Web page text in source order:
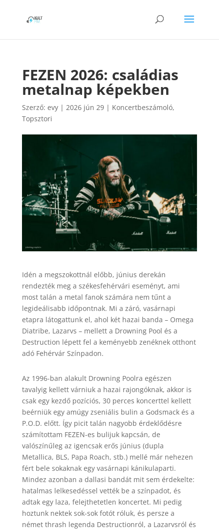
FEZEN 2026: családias
metalnap képekben
Szerző: evy| 2026 jún 29| Koncertbeszámoló,
Topsztori
Idén a megszokottnál előbb, június derekán
rendezték meg a székesfehérvári eseményt, ami
most talán a metal fanok számára nem tűnt a
legideálisabb időpontnak. Mi a záró, vasárnapi
etapra látogattunk el, ahol két hazai banda – Omega
Diatribe, Lazarvs – mellett a Drowning Pool és a
Destruction lépett fel a keményebb zenéknek otthont
adó Fehérvár Színpadon.
Az 1996-ban alakult Drowning Poolra egészen
tavalyig kellett várniuk a hazai rajongóknak, akkor is
csak egy kezdő pozíciós, 30 perces koncerttel kellett
beérniük egy amúgy zseniális bulin a Godsmack és a
P.O.D. előtt. Így picit talán nagyobb érdeklődésre
számítottam FEZEN-es bulijuk kapcsán, de
valószínűleg az igencsak erős június (dupla
Metallica, BLS, Papa Roach, stb.) mellé már nehezen
fért bele sokaknak egy vasárnapi kánikulaparti.
Mindez azonban a dallasi bandát mit sem érdekelte:
hatalmas lelkesedéssel vették be a színpadot, és
adtak egy laza, felejthetetlen koncertet. Mi pedig
hoztunk nektek sok-sok fotót róluk, és persze a
német thrash legenda Destructionról, a Lazarvsról és